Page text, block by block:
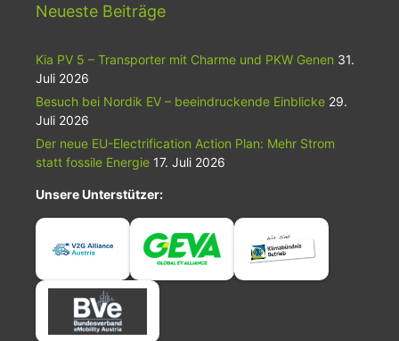
Neueste Beiträge
Kia PV 5 – Transporter mit Charme und PKW Genen 31.
Juli 2026
Besuch bei Nordik EV – beeindruckende Einblicke 29.
Juli 2026
Der neue EU-Electrification Action Plan: Mehr Strom
statt fossile Energie 17. Juli 2026
Unsere Unterstützer: